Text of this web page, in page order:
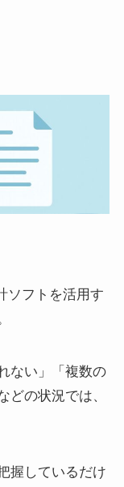
ソフトを活用す
ない」「複数の
どの状況では、
握しているだけ